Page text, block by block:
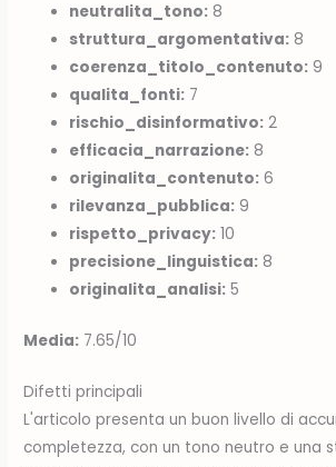
neutralita_tono: 8
struttura_argomentativa: 8
coerenza_titolo_contenuto: 9
qualita_fonti: 7
rischio_disinformativo: 2
efficacia_narrazione: 8
originalita_contenuto: 6
rilevanza_pubblica: 9
rispetto_privacy: 10
precisione_linguistica: 8
originalita_analisi: 5
Media: 7.65/10
Difetti principali
L'articolo presenta un buon livello di
completezza, con un tono neutro e una